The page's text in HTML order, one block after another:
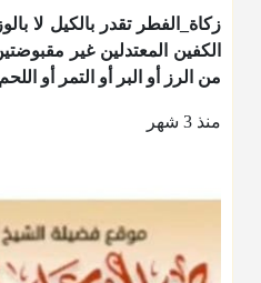
زكاة_الفطر تقدر بالكيل لا
الكفين المعتدلين غير
من الرز أو البر أو التمر أو اللحم
منذ 3 شهر